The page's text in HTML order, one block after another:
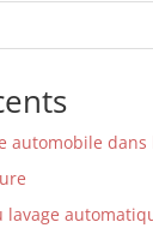
automobile dans
lavage